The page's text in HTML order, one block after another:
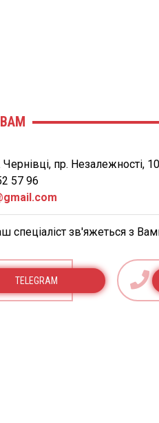
Чернівці, пр. Незалежності,
57 96
спеціаліст зв'яжеться з
TELEGRAM